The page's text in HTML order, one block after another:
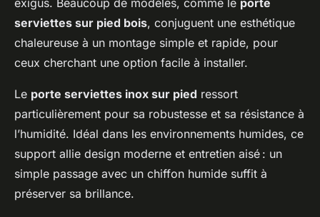
exigus. Beaucoup de modèles, comme le porte
serviettes sur pied bois, conjuguent une esthétique
chaleureuse à un montage simple et rapide, pour
ceux cherchant une option facile à installer.
Le porte serviettes inox sur pied ressort
particulièrement pour sa robustesse et sa résistance à
l’humidité. Idéal dans les environnements humides, ce
support allie design moderne et entretien aisé : un
simple passage avec un chiffon humide suffit à
préserver sa brillance.